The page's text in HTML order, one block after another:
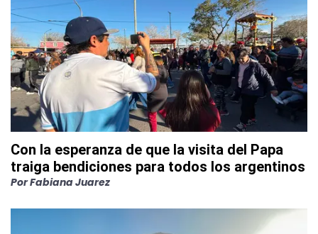
Con la esperanza de que la visita del Papa
traiga bendiciones para todos los argentinos
PorFabiana Juarez